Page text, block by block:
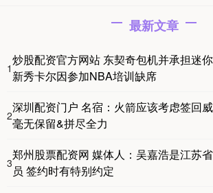
最新文章
1
炒股配资官方网站 东契奇包机并承担迷
新秀卡尔因参加NBA培训缺席
2
深圳配资门户 名宿：火箭应该考虑签回
毫无保留&拼尽全力
3
郑州股票配资网 媒体人：吴嘉浩是江苏
员 签约时有特别约定